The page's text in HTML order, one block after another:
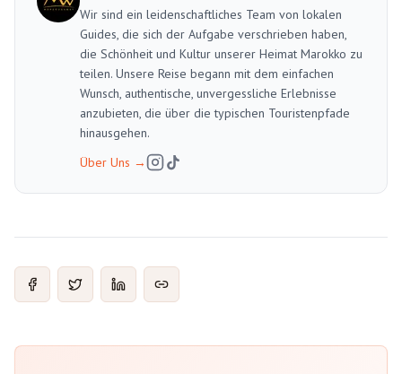
Wir sind ein leidenschaftliches Team von lokalen
Guides, die sich der Aufgabe verschrieben haben,
die Schönheit und Kultur unserer Heimat Marokko zu
teilen. Unsere Reise begann mit dem einfachen
Wunsch, authentische, unvergessliche Erlebnisse
anzubieten, die über die typischen Touristenpfade
hinausgehen.
Über Uns →